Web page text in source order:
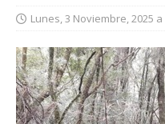
Lunes, 3 Noviembre, 2025 a